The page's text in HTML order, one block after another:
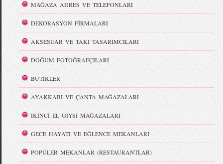
MAĞAZA ADRES VE TELEFONLARI
DEKORASYON FİRMALARI
AKSESUAR VE TAKI TASARIMCILARI
DOĞUM FOTOĞRAFÇILARI
BUTİKLER
AYAKKABI VE ÇANTA MAĞAZALARI
İKİNCİ EL GİYSİ MAĞAZALARI
GECE HAYATI VE EĞLENCE MEKANLARI
POPÜLER MEKANLAR (RESTAURANTLAR)